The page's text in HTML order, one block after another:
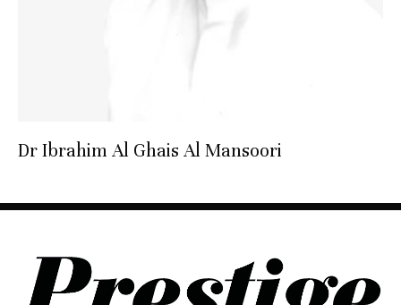
Dr Ibrahim Al Ghais Al Mansoori